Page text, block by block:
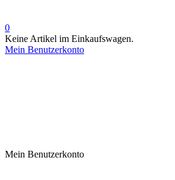
0
Keine Artikel im Einkaufswagen.
Mein Benutzerkonto
Mein Benutzerkonto